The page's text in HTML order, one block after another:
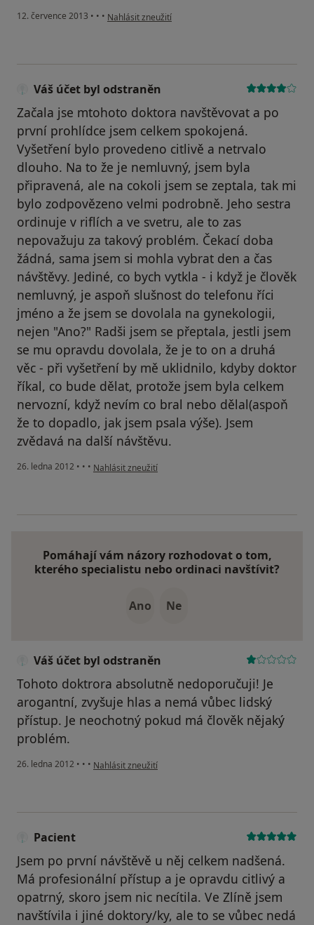
12. července 2013 • • • podle názoru uživatele Váš účet byl odstraněn
Nahlásit zneužití
Váš účet byl odstraněn
Začala jse mtohoto doktora navštěvovat a po
první prohlídce jsem celkem spokojená.
Vyšetření bylo provedeno citlivě a netrvalo
dlouho. Na to že je nemluvný, jsem byla
připravená, ale na cokoli jsem se zeptala, tak mi
bylo zodpovězeno velmi podrobně. Jeho sestra
ordinuje v riflích a ve svetru, ale to zas
nepovažuju za takový problém. Čekací doba
žádná, sama jsem si mohla vybrat den a čas
návštěvy. Jediné, co bych vytkla - i když je člověk
nemluvný, je aspoň slušnost do telefonu říci
jméno a že jsem se dovolala na gynekologii,
nejen "Ano?" Radši jsem se přeptala, jestli jsem
se mu opravdu dovolala, že je to on a druhá
věc - při vyšetření by mě uklidnilo, kdyby doktor
říkal, co bude dělat, protože jsem byla celkem
nervozní, když nevím co bral nebo dělal(aspoň
že to dopadlo, jak jsem psala výše). Jsem
zvědavá na další návštěvu.
26. ledna 2012 • • • podle názoru uživatele Váš účet byl odstraněn
Nahlásit zneužití
Pomáhají vám názory rozhodovat o tom,
kterého specialistu nebo ordinaci navštívit?
Ano Ne
Váš účet byl odstraněn
Tohoto doktrora absolutně nedoporučuji! Je
arogantní, zvyšuje hlas a nemá vůbec lidský
přístup. Je neochotný pokud má člověk nějaký
problém.
26. ledna 2012 • • • podle názoru uživatele Váš účet byl odstraněn
Nahlásit zneužití
Pacient
Jsem po první návštěvě u něj celkem nadšená.
Má profesionální přístup a je opravdu citlivý a
opatrný, skoro jsem nic necítila. Ve Zlíně jsem
navštívila i jiné doktory/ky, ale to se vůbec nedá